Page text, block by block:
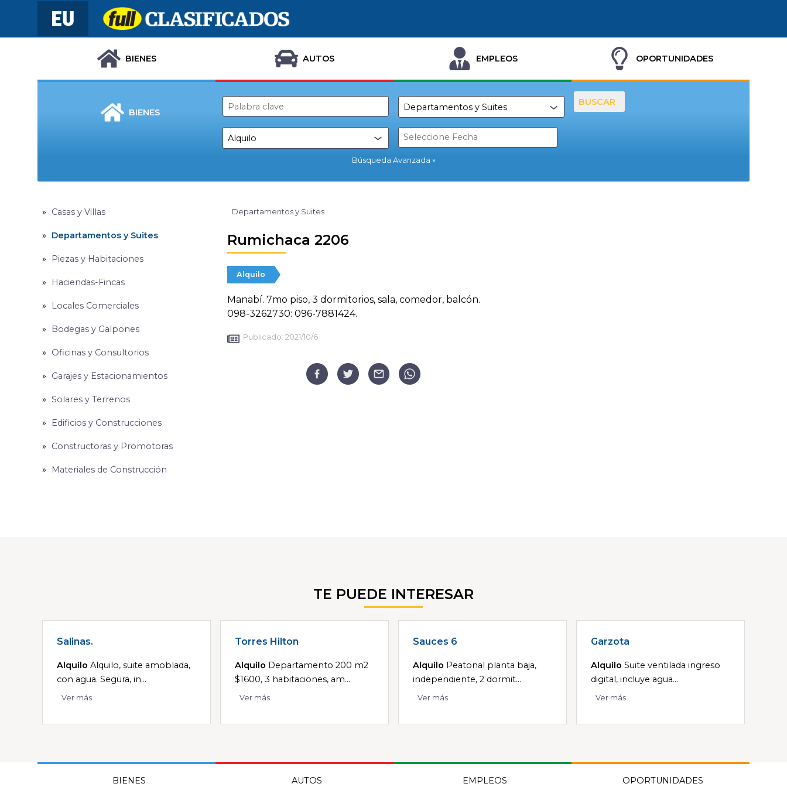
BIENES AUTOS EMPLEOS OPORTUNIDADES
BIENES
Búsqueda Avanzada
BUSCAR
Casas y Villas
Departamentos y Suites
Piezas y Habitaciones
Haciendas-Fincas
Locales Comerciales
Bodegas y Galpones
Oficinas y Consultorios
Garajes y Estacionamientos
Solares y Terrenos
Edificios y Construcciones
Constructoras y Promotoras
Materiales de Construcción
Departamentos y Suites
Rumichaca 2206
Alquilo
Manabí. 7mo piso, 3 dormitorios, sala, comedor, balcón.
098-3262730: 096-7881424.
Publicado: 2021/10/6
TE PUEDE INTERESAR
Salinas.
Alquilo Alquilo, suite amoblada,
con agua. Segura, in...
Ver más
Torres Hilton
Alquilo Departamento 200 m2
$1600, 3 habitaciones, am...
Ver más
Sauces 6
Alquilo Peatonal planta baja,
independiente, 2 dormit...
Ver más
Garzota
Alquilo Suite ventilada ingreso
digital, incluye agua...
Ver más
BIENES AUTOS EMPLEOS OPORTUNIDADES